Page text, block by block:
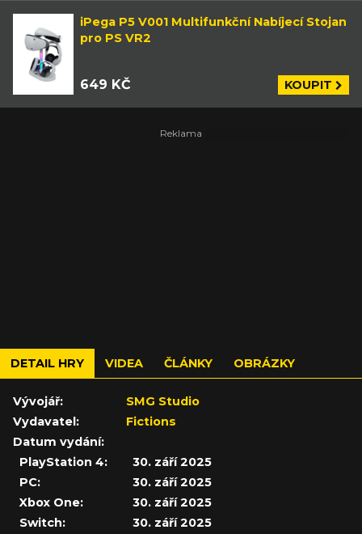
DETAIL HRY VIDEA ČLÁNKY OBRÁZKY
Vývojář:
SMG Studio
Vydavatel:
Fictions
Datum vydání:
PlayStation 4:
30. září 2025
PC:
30. září 2025
Xbox One:
30. září 2025
Switch:
30. září 2025
iPega P5 V001 Multifunkční Nabíjecí Stojan
pro PS VR2
649 KČ KOUPIT